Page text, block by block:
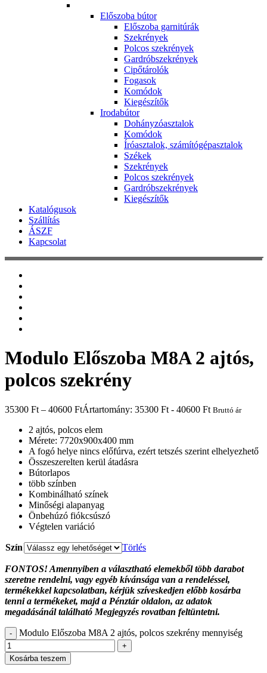
Előszoba bútor
Előszoba garnitúrák
Szekrények
Polcos szekrények
Gardróbszekrények
Cipőtárolók
Fogasok
Komódok
Kiegészítők
Irodabútor
Dohányzóasztalok
Komódok
Íróasztalok, számítógépasztalok
Székek
Szekrények
Polcos szekrények
Gardróbszekrények
Kiegészítők
Katalógusok
Szállítás
ÁSZF
Kapcsolat
Modulo Előszoba M8A 2 ajtós,
polcos szekrény
35300 Ft – 40600 FtÁrtartomány: 35300 Ft - 40600 Ft Bruttó ár
2 ajtós, polcos elem
Mérete: 7720x900x400 mm
A fogó helye nincs előfúrva, ezért tetszés szerint elhelyezhető
Összeszerelten kerül átadásra
Bútorlapos
több színben
Kombinálható színek
Minőségi alapanyag
Önbehúzó fiókcsúszó
Végtelen variáció
Szín Törlés
FONTOS! Amennyiben a választható elemekből több darabot
szeretne rendelni, vagy egyéb kívánsága van a rendeléssel,
termékekkel kapcsolatban, kérjük szíveskedjen előbb kosárba
tenni a termékeket, majd a Pénztár oldalon, az adatok
megadásánál található Megjegyzés rovatban feltüntetni.
- Modulo Előszoba M8A 2 ajtós, polcos szekrény mennyiség
+
Kosárba teszem